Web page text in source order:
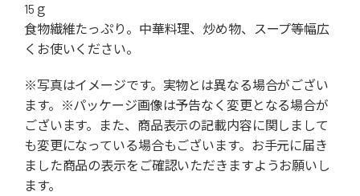
15ｇ
食物繊維たっぷり。中華料理、炒め物、スープ等幅広
くお使いください。
※写真はイメージです。実物とは異なる場合がござい
ます。※パッケージ画像は予告なく変更となる場合が
ございます。また、商品表示の記載内容に関しまして
も変更になっている場合もございます。お手元に届き
ました商品の表示をご確認いただきますようお願いし
ます。